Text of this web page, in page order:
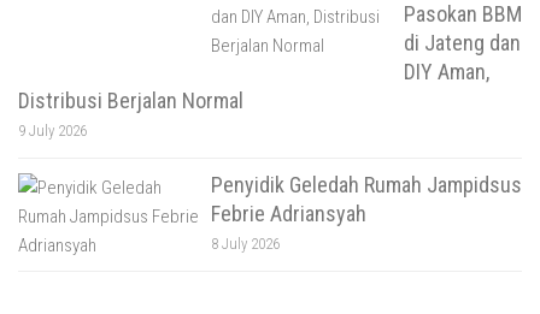
Pasokan BBM
di Jateng dan
DIY Aman,
Distribusi Berjalan Normal
9 July 2026
Penyidik Geledah Rumah Jampidsus
Febrie Adriansyah
8 July 2026